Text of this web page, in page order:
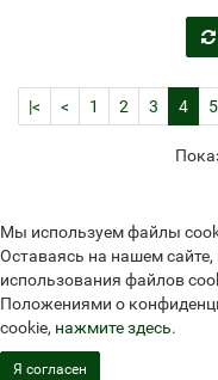
|< < 1 2 3 4 5
Мы используем файлы
Оставаясь на нашем
использования файлов
Положениями о
cookie, нажмите здесь.
Я согласен